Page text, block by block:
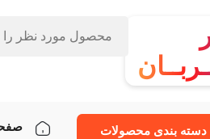
دسته‌ بندی محصولات